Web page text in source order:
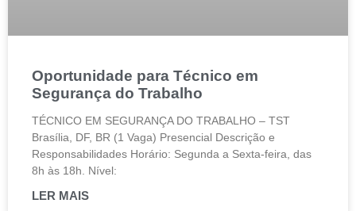
Oportunidade para Técnico em
Segurança do Trabalho
TÉCNICO EM SEGURANÇA DO TRABALHO – TST
Brasília, DF, BR (1 Vaga) Presencial Descrição e
Responsabilidades Horário: Segunda a Sexta-feira, das
8h às 18h. Nível:
LER MAIS